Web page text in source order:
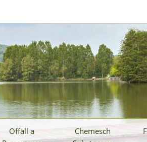
Offäll a
Chemesch